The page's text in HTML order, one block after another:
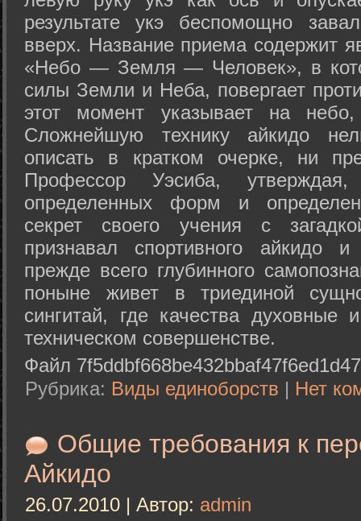
результате укэ беспомощно
вверх. Название приема содержит
«Небо — Земля — Человек», в
силы Земли и Неба, повергает
этот момент указывает на
Сложнейшую технику айкидо
описать в кратком очерке, ни
Профессор Уэсиба,
определенных форм и
секрет своего учения с
признавал спортивного айкидо
прежде всего глубинного
поныне живет в триединой
сингитай, где качества духовные
техническом совершенстве.
Файл
Рубрика: Виды единоборств | Нет
Общие требования к
Айкидо
26.07.2010 | Автор: admin